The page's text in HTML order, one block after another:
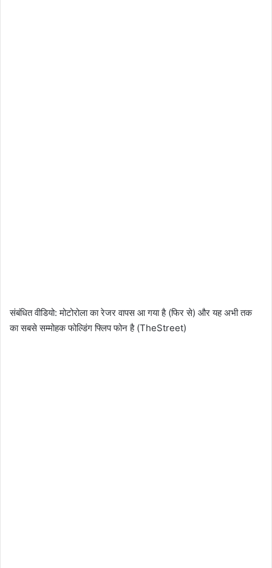
संबंधित वीडियो: मोटोरोला का रेजर वापस आ गया है (फिर से) और यह अभी तक
का सबसे सम्मोहक फोल्डिंग फ्लिप फोन है (TheStreet)